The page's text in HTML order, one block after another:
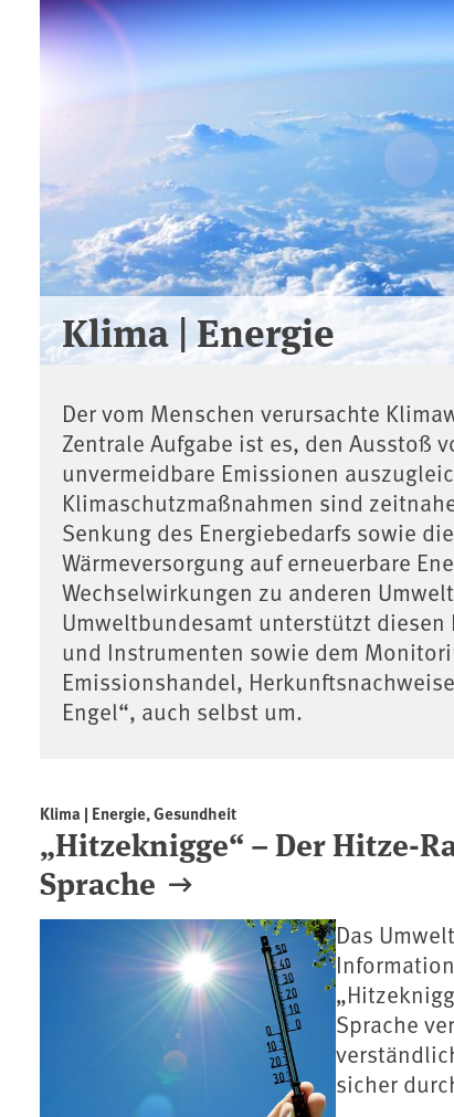
Klima | Energie
Der vom Menschen verursachte
Zentrale Aufgabe ist es, den Ausstoß
unvermeidbare Emissionen
Klimaschutzmaßnahmen sind
Senkung des Energiebedarfs sowie
Wärmeversorgung auf erneuerbare
Wechselwirkungen zu anderen
Umweltbundesamt unterstützt
und Instrumenten sowie dem
Emissionshandel,
Engel“, auch selbst um.
Klima | Energie, Gesundheit
„Hitzeknigge“ – Der Hitze-
Sprache
Das
Sprache
sicher